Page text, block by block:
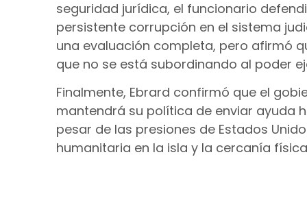
seguridad jurídica, el funcionario
persistente corrupción en el sistema
una evaluación completa, pero afirmó
que no se está subordinando al poder
Finalmente, Ebrard confirmó que el
mantendrá su política de enviar ayuda
pesar de las presiones de Estados
humanitaria en la isla y la cercanía